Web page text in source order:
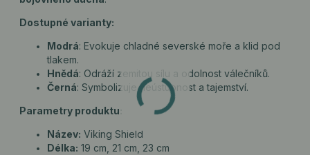
Dostupné varianty:
Modrá: Evokuje chladné severské moře a klid pod
tlakem.
Hnědá: Odráží zemitou sílu a odolnost válečníků.
Černá: Symbolizuje neústupnost a tajemství.
Parametry produktu:
Název: Viking Shield
Délka: 19 cm, 21 cm, 23 cm